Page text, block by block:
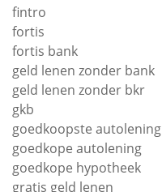
fintro
fortis
fortis bank
geld lenen zonder bank
geld lenen zonder bkr
gkb
goedkoopste autolening
goedkope autolening
goedkope hypotheek
gratis geld lenen